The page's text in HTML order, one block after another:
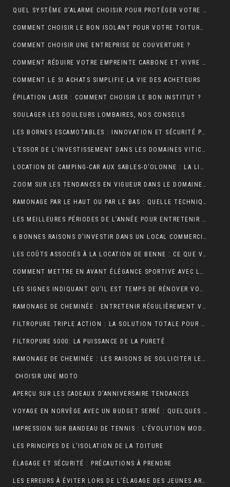
QUEL SYSTÈME D’ALARME CHOISIR POUR PROTÉGER VOTRE MAISON ?
COMMENT CHOISIR LE BON ISOLANT POUR VOTRE TOITURE ?
COMMENT CHOISIR UNE ENTREPRISE DE COUVERTURE ?
COMMENT RÉDUIRE VOTRE EMPREINTE CARBONE ET VIVRE DURABLEMENT ?
COMMENT LE SI ACHATS SIMPLIFIE LA VIE DES ACHETEURS
ÉPILATION LASER : COMMENT CHOISIR LE BON INSTITUT ?
SOULAGER LES DOULEURS LOMBAIRES, NOS CONSEILS
LES BORNES ESCAMOTABLES : INNOVATION ET SÉCURITÉ POUR L’ESPACE URBAIN
L’ESSOR DE L’INVESTISSEMENT DANS LES DOMAINES VITICOLES DE PROVENCE : UNE ANALYSE ÉCONOMIQUE ET CULTURELLE
LOCATION DE CAMPING-CAR AUX SABLES-D’OLONNE : LA LIBERTÉ DE DÉCOUVRIR LA CÔTE ATLANTIQUE
ZOOM SUR LES TENDANCES EN VIGUEUR DANS LE DOMAINE DU WEBMARKETING
RAMONAGE PAR LE HAUT OU PAR LE BAS : QUELLE TECHNIQUE EST LA PLUS EFFICACE ?
LES MEILLEURES PÉRIODES DE L’ANNÉE POUR ENTRETENIR VOS GOUTTIÈRES
6 BONNES RAISONS D’INVESTIR DANS UN LOCAL COMMERCIAL
LES COÛTS ASSOCIÉS À LA LOCATION DE BENNE : CE QUE VOUS DEVEZ SAVOIR
COMMENT METTRE EN AVANT ÉLÉGANCE SPORTIVE AVEC LE POLO RUGBY ALL BLACK ?
LES SIGNES INDIQUANT QU’IL EST TEMPS DE RÉNOVER VOTRE TOITURE
RAMONAGE DE CHEMINÉE : ENTRETENIR RÉGULIÈREMENT VOS CONDUITS DE FUMÉE
FILTROPURE TRIPLE ACTION : LA SOLUTION TOTALE POUR L’EAU
FILTROPURE 5000: LA PUISSANCE DE LA PURETÉ
RAMONAGE DE CHEMINÉE : LES RAISONS DE SOLLICITER LES SERVICES D’UN PROFESSIONNEL
CHOISIR UNE MOTO
APERÇU SUR LES CADEAUX D’ANNIVERSAIRE TENDANCES
VOYAGE EN NORVÈGE AVEC UN BUDGET SERRÉ : QUELQUES PETITS CONSEILS
IMPRESSION SUR BANDEAU DE TENNIS : L’ÉVOLUTION MODERNE
LES PRINCIPES DE L’ISOLATION DE LA TOITURE
ÉLAGAGE ET SÉCURITÉ : PRÉCAUTIONS À PRENDRE
LES ERREURS À ÉVITER LORS DE L’ÉLAGAGE DES JEUNES ARBRES